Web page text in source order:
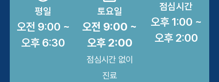
평일
오전 9:00 ~
오후 6:30
토요일
오전 9:00 ~
오후 2:00
점심시간 없이
진료
점심시간
오후 1:00 ~
오후 2:00